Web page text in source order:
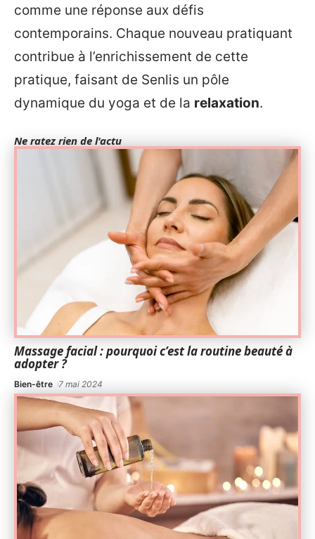
comme une réponse aux défis
contemporains. Chaque nouveau pratiquant
contribue à l’enrichissement de cette
pratique, faisant de Senlis un pôle
dynamique du yoga et de la relaxation.
Ne ratez rien de l'actu
Massage facial : pourquoi c’est la routine beauté à
adopter ?
Bien-être 7 mai 2024